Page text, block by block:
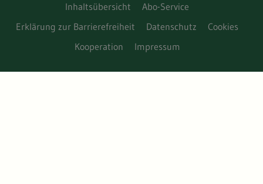
Inhaltsübersicht
Abo-Service
Erklärung zur Barrierefreiheit
Datenschutz
Cookies
Kooperation
Impressum